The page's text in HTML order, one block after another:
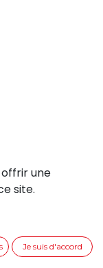
offrir une
site.
Je suis d'accord